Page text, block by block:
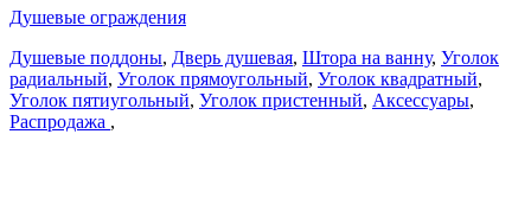
Душевые ограждения
Душевые поддоны, Дверь душевая, Штора на ванну, Уголок
радиальный, Уголок прямоугольный, Уголок квадратный,
Уголок пятиугольный, Уголок пристенный, Аксессуары,
Распродажа ,